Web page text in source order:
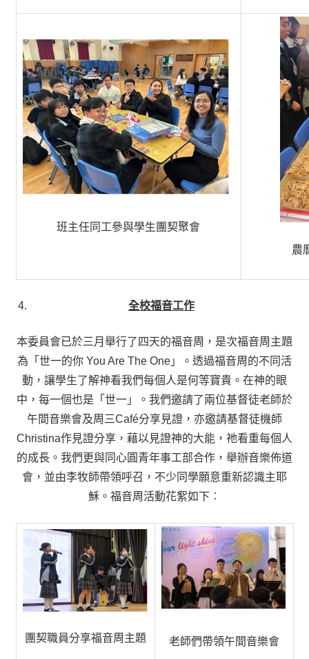
班主任同工參與學生團契聚會
農
全校福音工作
本委員會已於三月舉行了四天的福音周，是次福音周主題
為「世一的你 You Are The One」。透過福音周的不同活
動，讓學生了解神看我們每個人是何等寶貴。在神的眼
中，每一個也是「世一」。我們邀請了兩位基督徒老師於
午間音樂會及周三Café分享見證，亦邀請基督徒機師
Christina作見證分享，藉以見證神的大能，祂看重每個人
的成長。我們更與同心圓青年事工部合作，舉辦音樂佈道
會，並由李牧師帶領呼召，不少同學願意重新認識主耶
穌。福音周活動花絮如下︰
團契職員分享福音周主題 老師們帶領午間音樂會